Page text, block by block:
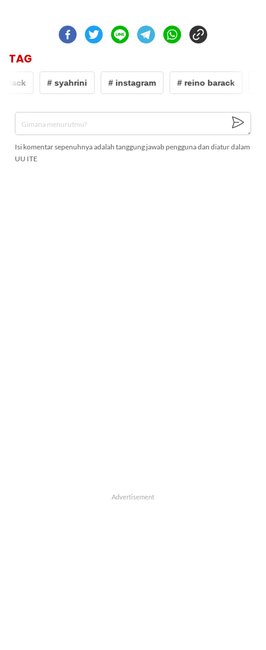
TAG
# syahrini # instagram # reino barack
Isi komentar sepenuhnya adalah tanggung jawab pengguna dan diatur dalam
UU ITE